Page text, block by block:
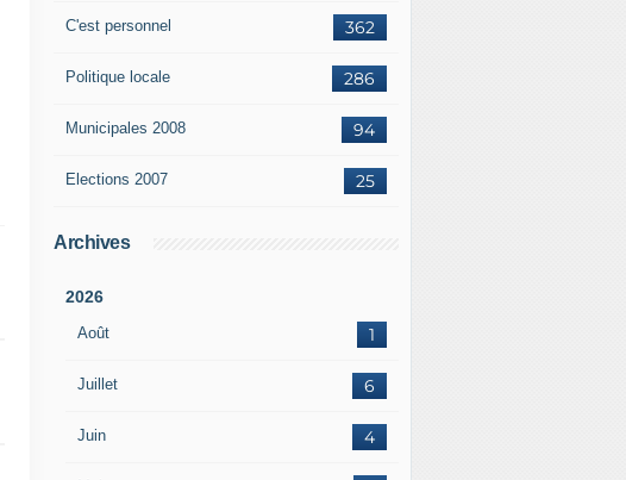
362
C'est personnel
286
Politique locale
94
Municipales 2008
25
Elections 2007
Archives
2026
Août 1
Juillet 6
Juin 4